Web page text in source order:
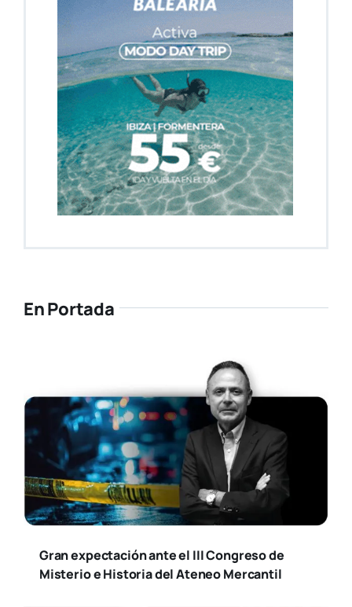
En Portada
Gran expectación ante el III Congreso de
Misterio e Historia del Ateneo Mercantil